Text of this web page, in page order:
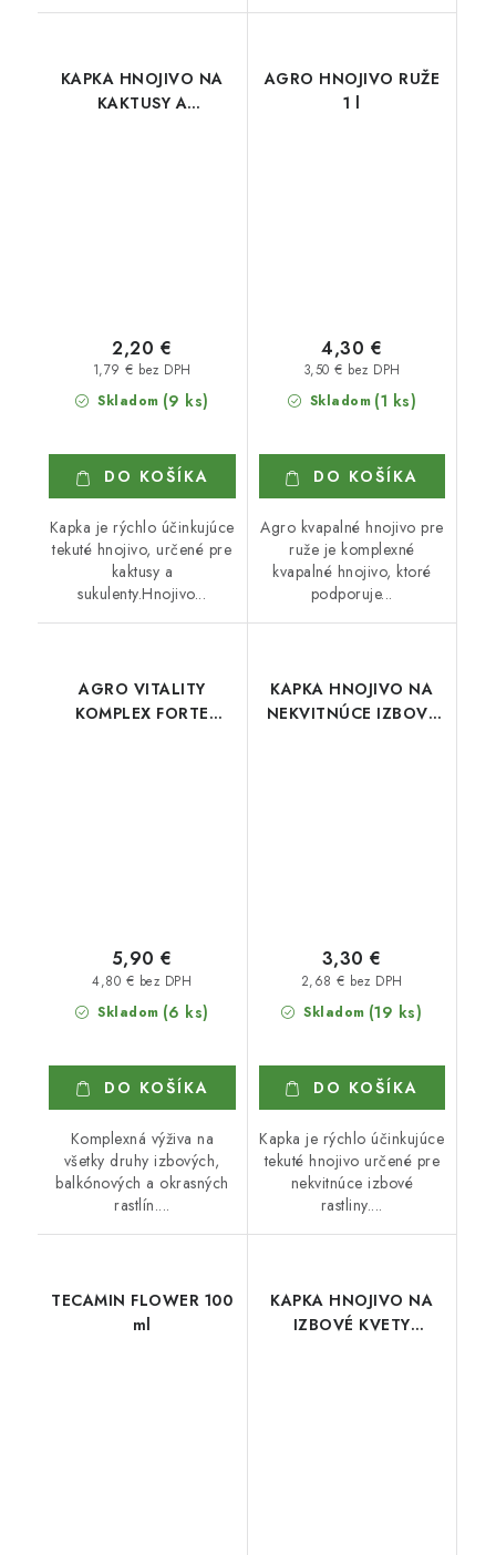
KAPKA HNOJIVO NA
KAKTUSY A
Skladom (9 ks)
1,79 € bez DPH
2,20 €
DO KOŠÍKA
Kapka je rýchlo účinkujúce
tekuté hnojivo, určené pre
kaktusy a
sukulenty.Hnojivo...
AGRO HNOJIVO RUŽE
1 l
Skladom (1 ks)
3,50 € bez DPH
4,30 €
DO KOŠÍKA
Agro kvapalné hnojivo pre
ruže je komplexné
kvapalné hnojivo, ktoré
podporuje...
AGRO VITALITY
KOMPLEX FORTE
Skladom (6 ks)
4,80 € bez DPH
5,90 €
DO KOŠÍKA
Komplexná výživa na
všetky druhy izbových,
balkónových a okrasných
rastlín....
KAPKA HNOJIVO NA
NEKVITNÚCE IZBOVÉ
Skladom (19 ks)
2,68 € bez DPH
3,30 €
DO KOŠÍKA
Kapka je rýchlo účinkujúce
tekuté hnojivo určené pre
nekvitnúce izbové
rastliny....
TECAMIN FLOWER 100
ml
KAPKA HNOJIVO NA
IZBOVÉ KVETY